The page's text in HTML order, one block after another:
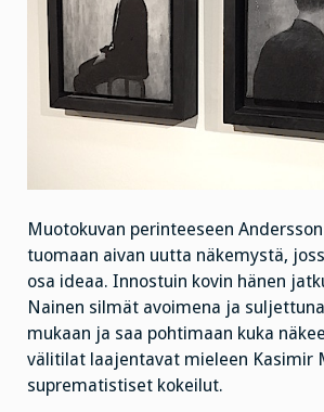
Muotokuvan perinteeseen
tuomaan aivan uutta näkemystä,
osa ideaa. Innostuin kovin hänen
Nainen silmät avoimena ja
mukaan ja saa pohtimaan kuka
välitilat laajentavat mieleen Kasimir
suprematistiset kokeilut.